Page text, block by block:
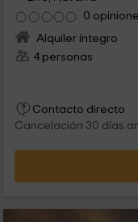
0
Alquiler íntegro
4 personas
Contacto directo
Cancelación 30 días